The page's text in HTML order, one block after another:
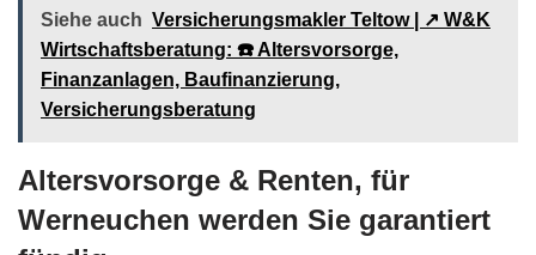
Siehe auch Versicherungsmakler Teltow | ↗️ W&K
Wirtschaftsberatung: ☎️ Altersvorsorge,
Finanzanlagen, Baufinanzierung,
Versicherungsberatung
Altersvorsorge & Renten, für
Werneuchen werden Sie garantiert